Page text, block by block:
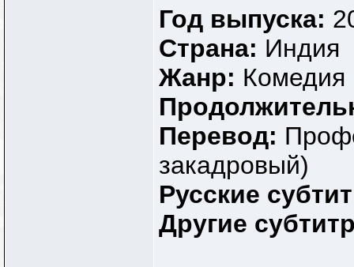
Год выпуска:
Страна: Индия
Жанр: Комедия
Перевод:
закадровый)
Русские
Другие